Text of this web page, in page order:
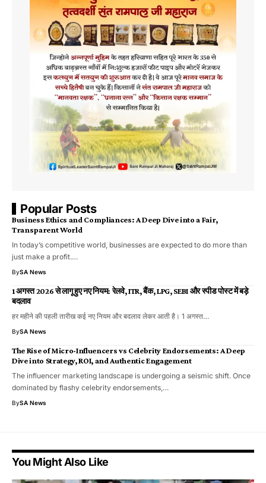
Popular Posts
Business Ethics and Compliances: A Deep Dive into a Fair,
Transparent World
In today’s competitive world, businesses are expected to do more than
just make a profit.…
BySA News
1 अगस्त 2026 से लागू हुए नए नियम: रेलवे, ITR, बैंक, LPG, SEBI और स्पीड पोस्ट में बड़े
बदलाव
हर महीने की पहली तारीख कई नए नियम और बदलाव लेकर आती है। 1 अगस्त…
BySA News
The Rise of Micro-Influencers vs Celebrity Endorsements: A Deep
Dive into Strategy, ROI, and Authentic Engagement
The influencer marketing landscape is undergoing a seismic shift. Once
dominated by flashy celebrity endorsements,…
BySA News
You Might Also Like